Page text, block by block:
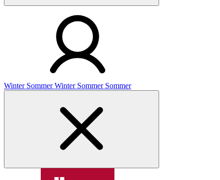
Winter Sommer Winter Sommer Sommer